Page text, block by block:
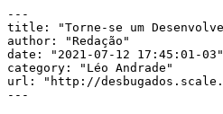
---
title: "Torne-se um
author: "Redação"
date: "2021-07-12 17:45:01-03"
category: "Léo Andrade"
url: "http://
---